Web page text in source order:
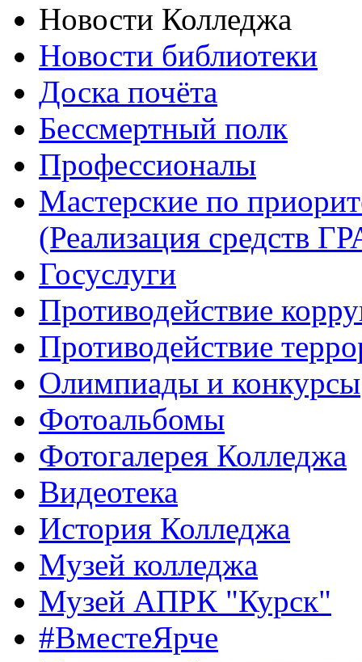
Новости Колледжа
Новости библиотеки
Доска почёта
Бессмертный полк
Профессионалы
Мастерские по
(Реализация средств
Госуслуги
Противодействие
Противодействие
Олимпиады и конкурсы
Фотоальбомы
Фотогалерея Колледжа
Видеотека
История Колледжа
Музей колледжа
Музей АПРК "Курск"
#ВместеЯрче